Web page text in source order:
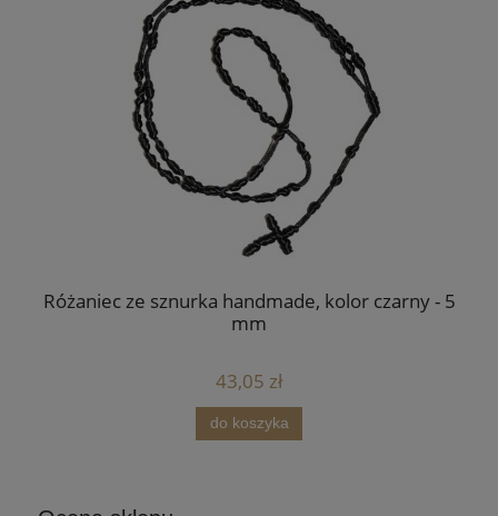
Różaniec ze sznurka handmade, kolor czarny - 5
mm
43,05 zł
do koszyka